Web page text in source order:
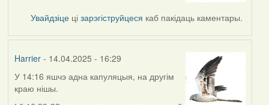
Увайдзіце цізарэгіструйцеся каб пакідаць каментары.
Harrier- 14.04.2025 - 16:29
У 14:16 яшчэ адна капуляцыя, на другім
краю нішы.